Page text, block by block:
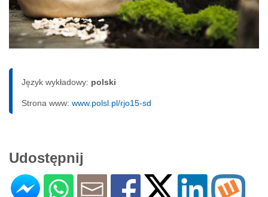
Język wykładowy: polski
Strona www: www.polsl.pl/rjo15-sd
Udostępnij